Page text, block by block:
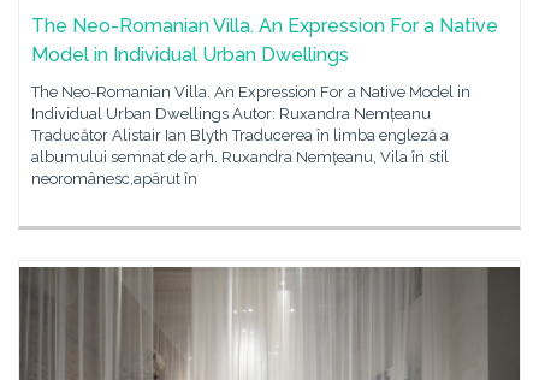
The Neo-Romanian Villa. An Expression For a Native
Model in Individual Urban Dwellings
The Neo-Romanian Villa. An Expression For a Native Model in
Individual Urban Dwellings Autor: Ruxandra Nemțeanu
Traducător Alistair Ian Blyth Traducerea în limba engleză a
albumului semnat de arh. Ruxandra Nemțeanu, Vila în stil
neoromânesc,apărut în